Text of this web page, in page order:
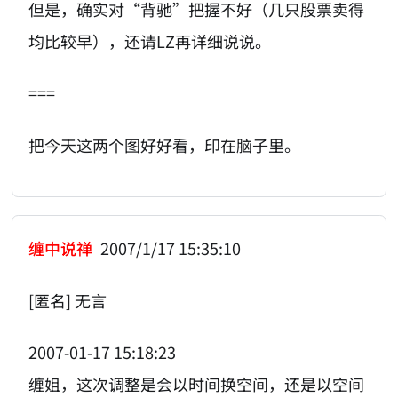
但是，确实对“背驰”把握不好（几只股票卖得
均比较早），还请LZ再详细说说。
===
把今天这两个图好好看，印在脑子里。
缠中说禅 2007/1/17 15:35:10
[匿名] 无言
2007-01-17 15:18:23
缠姐，这次调整是会以时间换空间，还是以空间